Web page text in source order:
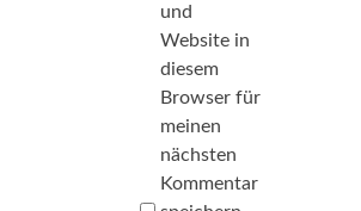
und
Website in
diesem
Browser für
meinen
nächsten
Kommentar